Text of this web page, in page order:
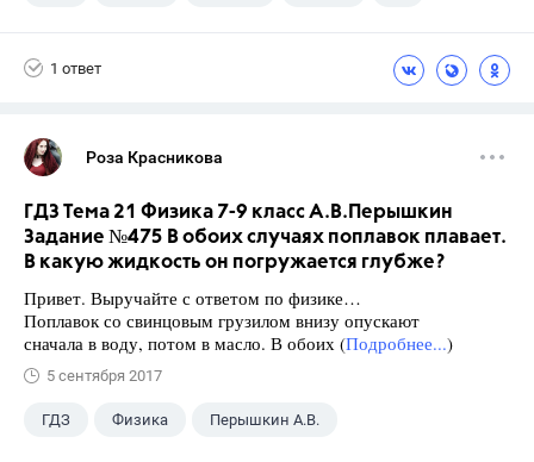
1 ответ
Роза Красникова
ГДЗ Тема 21 Физика 7-9 класс А.В.Перышкин
Задание №475 В обоих случаях поплавок плавает.
В какую жидкость он погружается глубже?
Привет. Выручайте с ответом по физике…
Поплавок со свинцовым грузилом внизу опускают
сначала в воду, потом в масло. В обоих (Подробнее...)
5 сентября 2017
ГДЗ Физика Перышкин А.В.